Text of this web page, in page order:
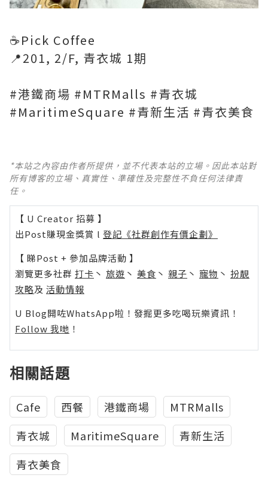
☕Pick Coffee
📍201, 2/F, 青衣城 1期
#港鐵商場 #MTRMalls #青衣城
#MaritimeSquare #青新生活 #青衣美食
*本站之內容由作者所提供，並不代表本站的立場。因此本站對
所有博客的立場、真實性、準確性及完整性不負任何法律責
任。
【 U Creator 招募 】
出Post賺現金獎賞 l 登記《社群創作有價企劃》
【 睇Post + 參加品牌活動 】
瀏覽更多社群 打卡 丶 旅遊 丶 美食 丶 親子 丶 寵物 丶 扮靚
攻略及 活動情報
U Blog開咗WhatsApp啦！發掘更多吃喝玩樂資訊！
Follow 我哋 ！
相關話題
Cafe 西餐 港鐵商場
MTRMalls
青衣城
MaritimeSquare
青新生活
青衣美食